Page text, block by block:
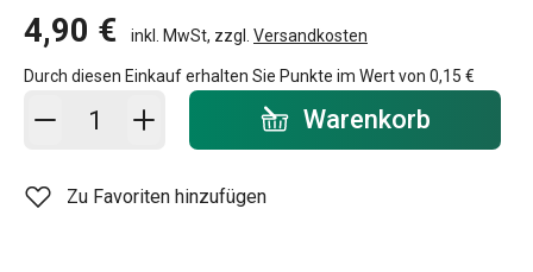
4,90 € inkl. MwSt, zzgl. Versandkosten
Durch diesen Einkauf erhalten Sie Punkte im Wert von 0,15 €
In den Warenkorb - Menge Warenkorb
Zu Favoriten hinzufügen